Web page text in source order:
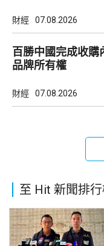
財經 07.08.2026
百勝中國完成收購
品牌所有權
財經 07.08.2026
至 Hit 新聞排